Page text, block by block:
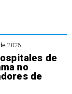
2026
de
no
de